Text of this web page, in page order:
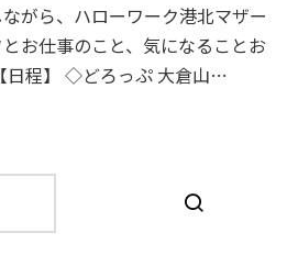
がら、ハローワーク港北マザー
お仕事のこと、気になることお
日程】 ◇どろっぷ 大倉山…